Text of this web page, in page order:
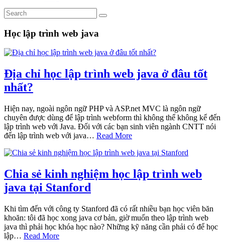
Học lập trình web java
Địa chỉ học lập trình web java ở đâu tốt
nhất?
Hiện nay, ngoài ngôn ngữ PHP và ASP.net MVC là ngôn ngữ
chuyên được dùng để lập trình webform thì không thể không kể đến
lập trình web với Java. Đối với các bạn sinh viên ngành CNTT nói
đến lập trình web với java… Read More
Chia sẻ kinh nghiệm học lập trình web
java tại Stanford
Khi tìm đến với công ty Stanford đã có rất nhiều bạn học viên băn
khoăn: tôi đã học xong java cơ bản, giờ muốn theo lập trình web
java thì phải học khóa học nào? Những kỹ năng cần phải có để học
lập… Read More